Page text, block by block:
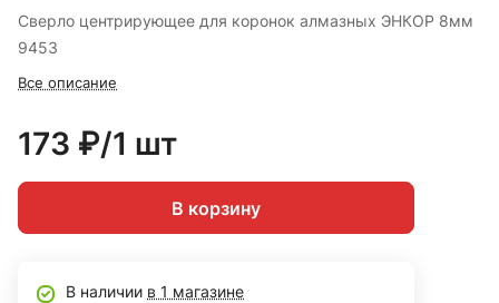
Сверло центрирующее для коронок алмазных ЭНКОР 8мм
9453
Все описание
173 ₽/1 шт
В корзину
В наличии в 1 магазине